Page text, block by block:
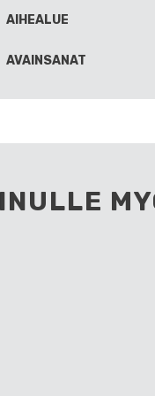
AIHEALUE
AVAINSANAT